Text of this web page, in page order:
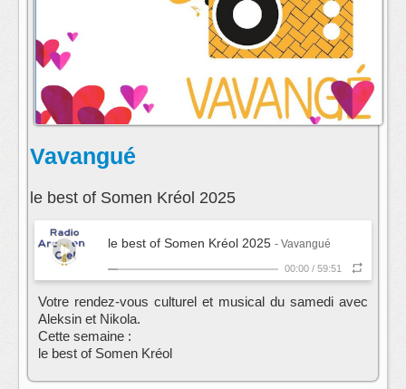
Vavangué
le best of Somen Kréol 2025
le best of Somen Kréol 2025 - Vavangué
00:00 / 59:51
Votre rendez-vous culturel et musical du samedi avec
Aleksin et Nikola.
Cette semaine :
le best of Somen Kréol